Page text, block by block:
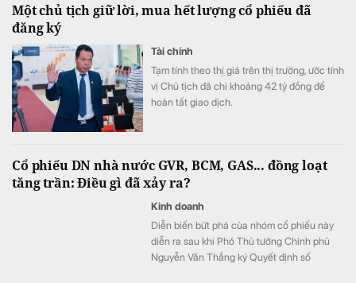
Một chủ tịch giữ lời, mua hết lượng cổ phiếu đã
đăng ký
Tài chính
Tạm tính theo thị giá trên thị trường, ước tính
vị Chủ tịch đã chi khoảng 42 tỷ đồng để
hoàn tất giao dịch.
Cổ phiếu DN nhà nước GVR, BCM, GAS... đồng loạt
tăng trần: Điều gì đã xảy ra?
Kinh doanh
Diễn biến bứt phá của nhóm cổ phiếu này
diễn ra sau khi Phó Thủ tướng Chính phủ
Nguyễn Văn Thắng ký Quyết định số